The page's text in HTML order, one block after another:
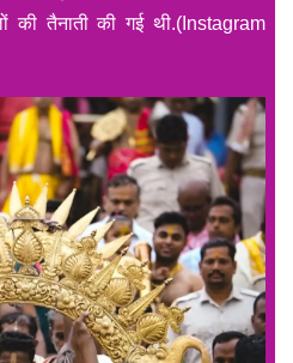
की तैनाती की गई थी.(Instagram